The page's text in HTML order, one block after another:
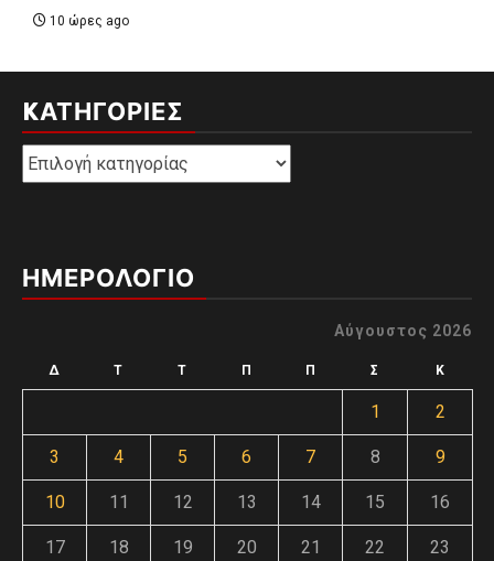
10 ώρες ago
KΑΤΗΓΟΡΊΕΣ
Kατηγορίες
ΗΜΕΡΟΛΟΓΙΟ
Αύγουστος 2026
Δ Τ Τ Π Π Σ Κ
1 2
3 4 5 6 7 8 9
10 11 12 13 14 15 16
17 18 19 20 21 22 23